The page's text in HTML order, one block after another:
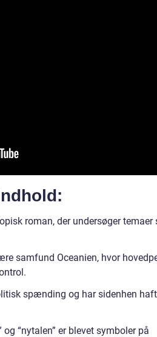
roman, der undersøger temaer
samfund Oceanien, hvor
spænding og har sidenhen
“nytalen” er blevet symboler på